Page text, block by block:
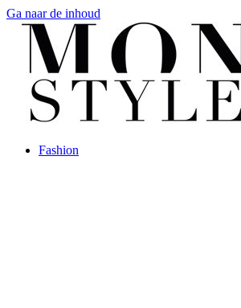
Ga naar de inhoud
Fashion